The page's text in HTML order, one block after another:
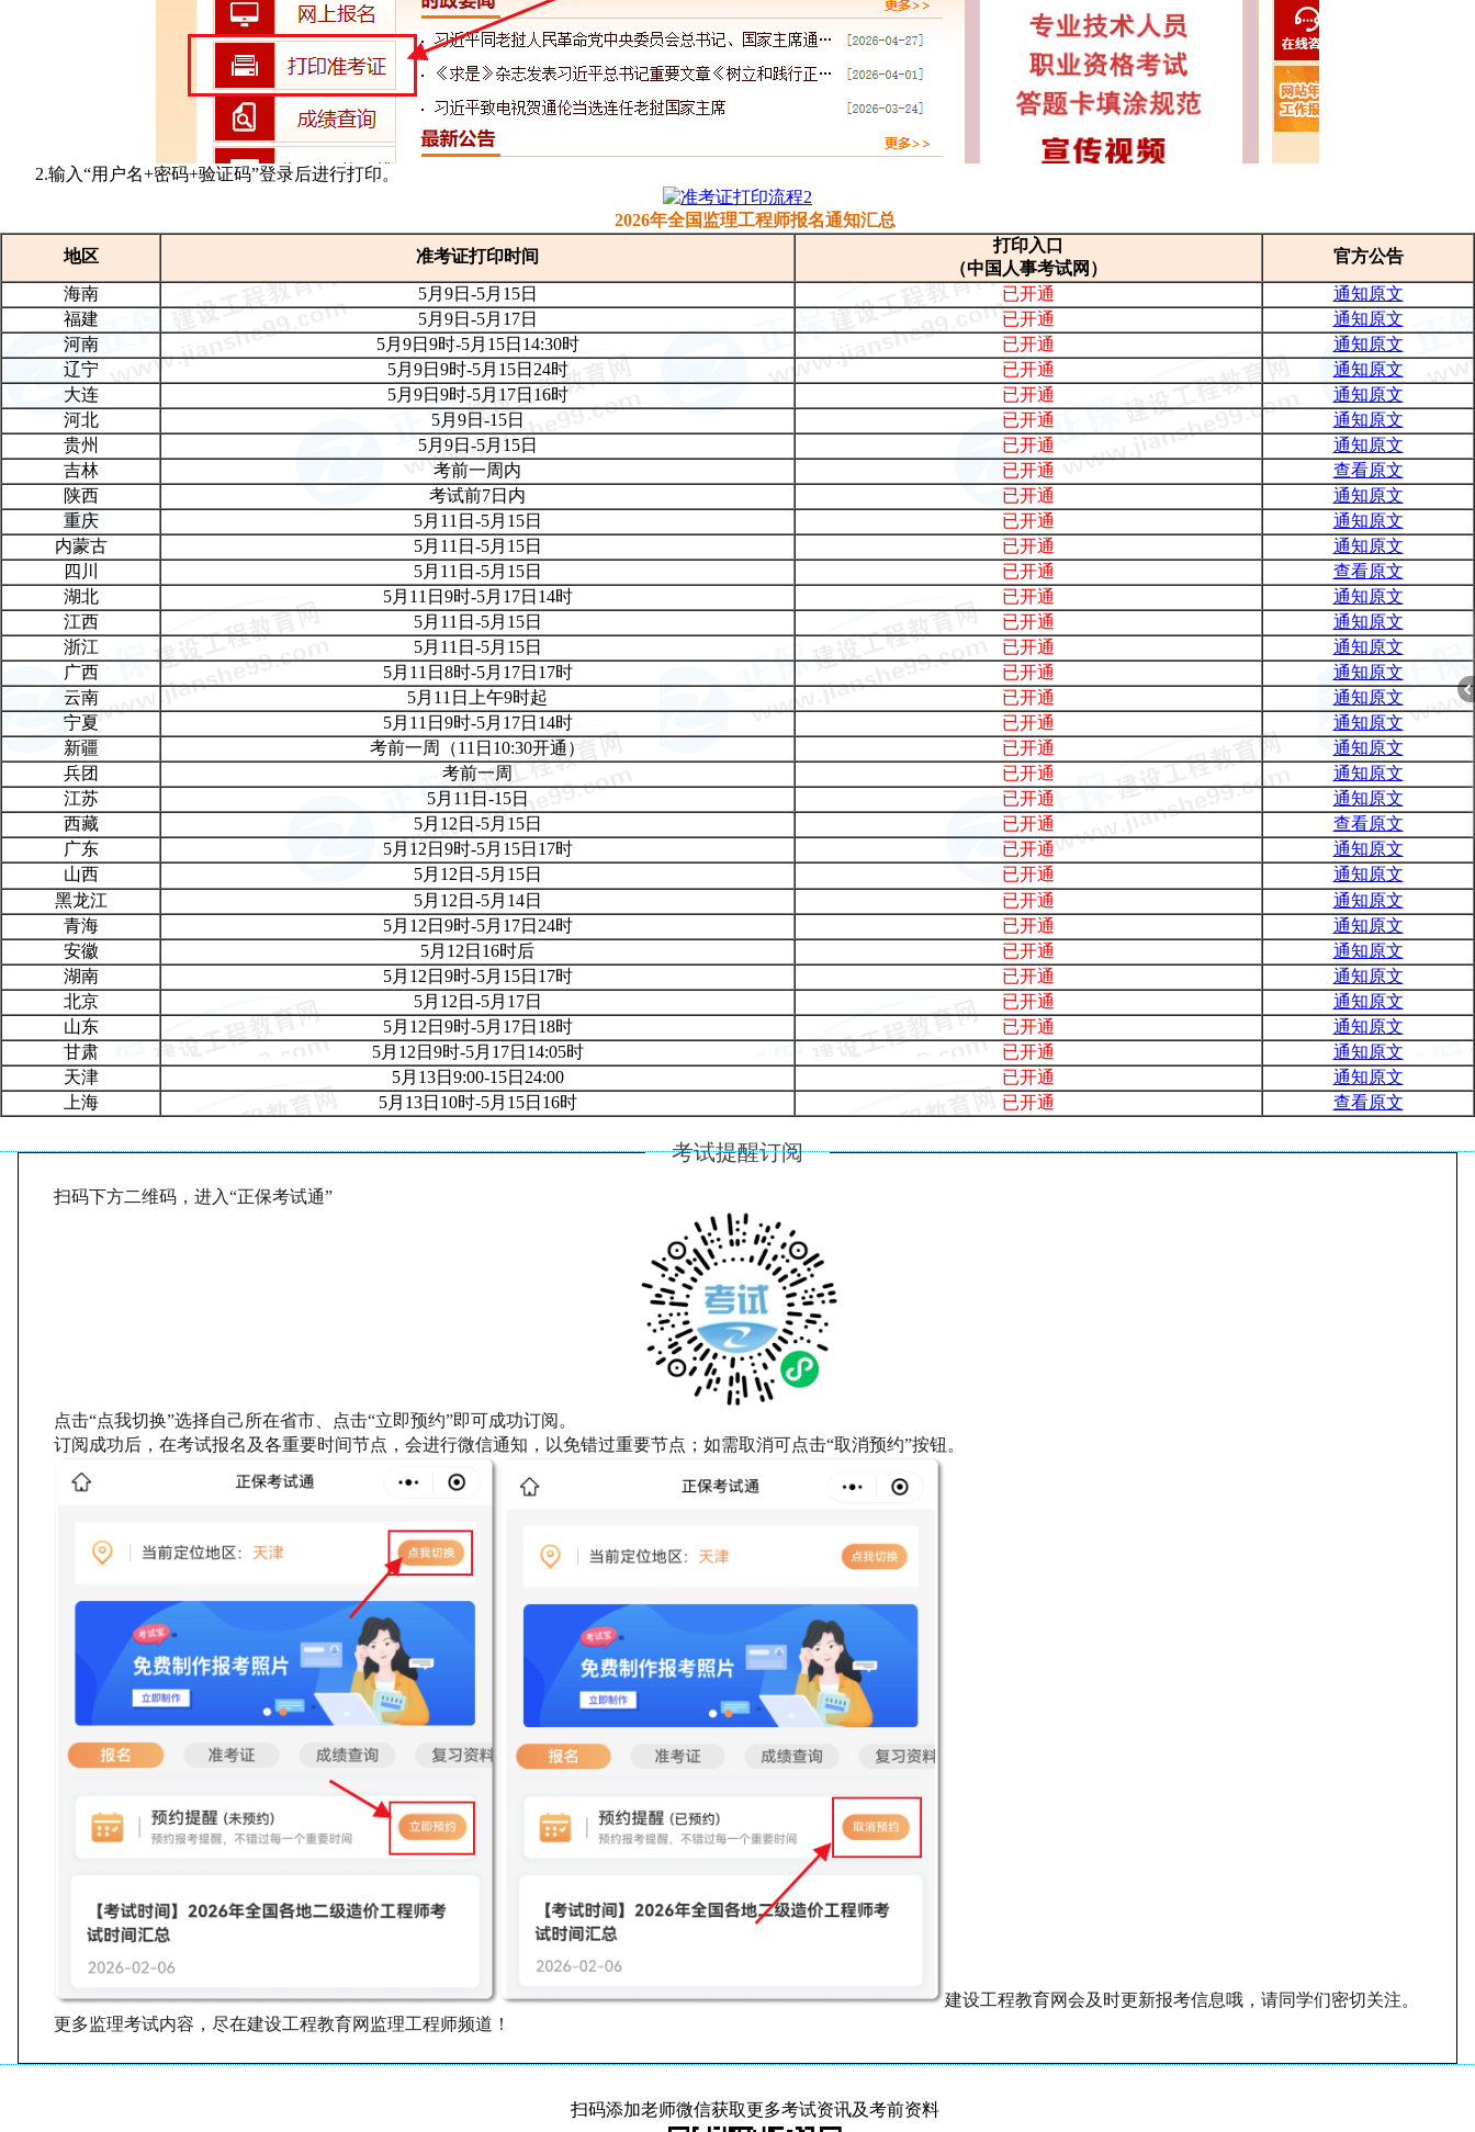
2.输入“用户名+密码+验证码”登录后进行打印。
2026年全国监理工程师报名通知汇总
地区
准考证打印时间
打印入口
（中国人事考试网）
官方公告
海南
5月9日-5月15日 已开通
通知原文
福建
5月9日-5月17日 已开通
通知原文
河南
5月9日9时-5月15日14:30时 已开通
通知原文
辽宁
5月9日9时-5月15日24时 已开通
通知原文
大连
5月9日9时-5月17日16时 已开通
通知原文
河北
5月9日-15日 已开通
通知原文
贵州
5月9日-5月15日 已开通
通知原文
吉林
考前一周内 已开通
查看原文
陕西
考试前7日内 已开通
通知原文
重庆
5月11日-5月15日 已开通
通知原文
内蒙古
5月11日-5月15日 已开通
通知原文
四川
5月11日-5月15日 已开通
查看原文
湖北
5月11日9时-5月17日14时 已开通
通知原文
江西
5月11日-5月15日 已开通
通知原文
浙江
5月11日-5月15日 已开通
通知原文
广西
5月11日8时-5月17日17时 已开通
通知原文
云南
5月11日上午9时起 已开通
通知原文
宁夏
5月11日9时-5月17日14时 已开通
通知原文
新疆
考前一周（11日10:30开通） 已开通
通知原文
兵团
考前一周 已开通
通知原文
江苏
5月11日-15日 已开通
通知原文
西藏
5月12日-5月15日 已开通
查看原文
广东
5月12日9时-5月15日17时 已开通
通知原文
山西
5月12日-5月15日 已开通
通知原文
黑龙江
5月12日-5月14日 已开通
通知原文
青海
5月12日9时-5月17日24时 已开通
通知原文
安徽
5月12日16时后 已开通
通知原文
湖南
5月12日9时-5月15日17时 已开通
通知原文
北京
5月12日-5月17日 已开通
通知原文
山东
5月12日9时-5月17日18时 已开通
通知原文
甘肃
5月12日9时-5月17日14:05时 已开通
通知原文
天津
5月13日9:00-15日24:00 已开通
通知原文
上海
5月13日10时-5月15日16时 已开通 查看原文
考试提醒订阅
扫码下方二维码，进入“正保考试通”
点击“点我切换”选择自己所在省市、点击“立即预约”即可成功订阅。
订阅成功后，在考试报名及各重要时间节点，会进行微信通知，以免错过重要节点；如需取消可点击“取消预约”按钮。
建设工程教育网会及时更新报考信息哦，请同学们密切关注。
更多监理考试内容，尽在建设工程教育网监理工程师频道！
扫码添加老师微信获取更多考试资讯及考前资料
折
叠